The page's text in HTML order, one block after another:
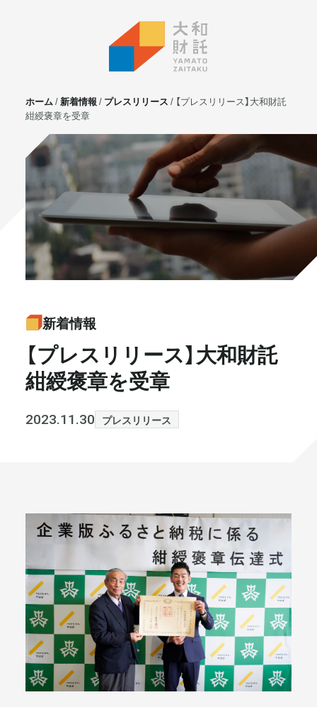
サービス
不動産投資
⼟地活⽤
マンション管理
賃貸管理
実需用戸建・マンション
ホテル事業
書籍・メディア
セミナー
大和財託の意志
代表メッセージ
お知らせ
採⽤情報
コラム
まずは無料で相談
メールマガジン
ホーム 新着情報 プレスリリース
【プレスリリース】大和財託
紺綬褒章を受章
新着情報
【プレスリリース】大和財託
紺綬褒章を受章
2023.11.30 プレスリリース